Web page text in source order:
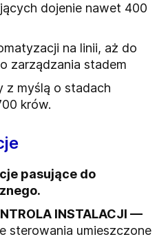
dojenie nawet 400
na linii, aż do
zarządzania stadem
z myślą o stadach
krów.
pasujące do
INSTALACJI —
sterowania umieszczone